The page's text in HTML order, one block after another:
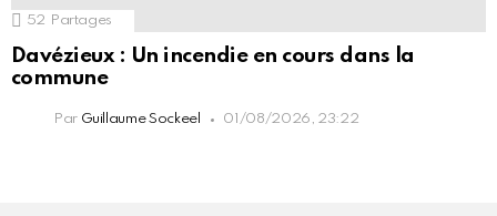
52 Partages
Davézieux : Un incendie en cours dans la
commune
Par Guillaume Sockeel 01/08/2026, 23:22